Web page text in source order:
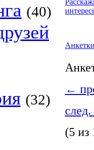
(40)
(32)
←
(5 из